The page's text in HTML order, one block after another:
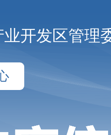
开发区管理